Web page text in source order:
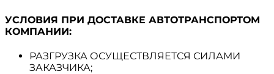
УСЛОВИЯ ПРИ ДОСТАВКЕ АВТОТРАНСПОРТОМ
КОМПАНИИ:
РАЗГРУЗКА ОСУЩЕСТВЛЯЕТСЯ СИЛАМИ
ЗАКАЗЧИКА;